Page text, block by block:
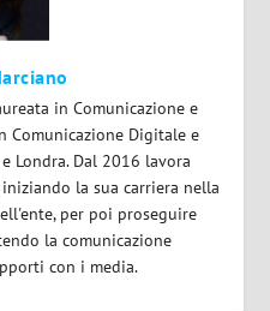
in Comunicazione e
Comunicazione Digitale e
Londra. Dal 2016 lavora
la sua carriera nella
per poi proseguire
la comunicazione
con i media.